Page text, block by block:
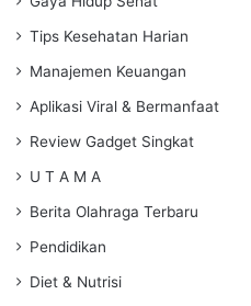
Tips Kesehatan Harian
Manajemen Keuangan
Aplikasi Viral & Bermanfaat
Review Gadget Singkat
U T A M A
Berita Olahraga Terbaru
Pendidikan
Diet & Nutrisi